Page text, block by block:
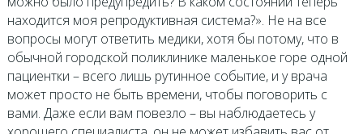
находится моя репродуктивная система?». Не на все
вопросы могут ответить медики, хотя бы потому, что в
обычной городской поликлинике маленькое горе одной
пациентки – всего лишь рутинное событие, и у врача
может просто не быть времени, чтобы поговорить с
вами. Даже если вам повезло – вы наблюдаетесь у